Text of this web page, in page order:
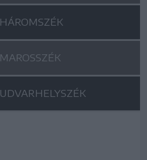
HÁROMSZÉK
MAROSSZÉK
UDVARHELYSZÉK